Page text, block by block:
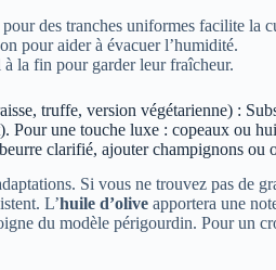
des tranches uniformes facilite la
pour aider à évacuer l’humidité.
la fin pour garder leur fraîcheur.
truffe, version végétarienne) :
Pour une touche luxe : copeaux ou
clarifié, ajouter champignons ou
Si vous ne trouvez pas de
L’huile d’olive apportera une
du modèle périgourdin. Pour un